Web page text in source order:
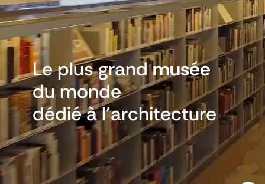
Le plus grandmusée
du monde
dédié àl’architecture